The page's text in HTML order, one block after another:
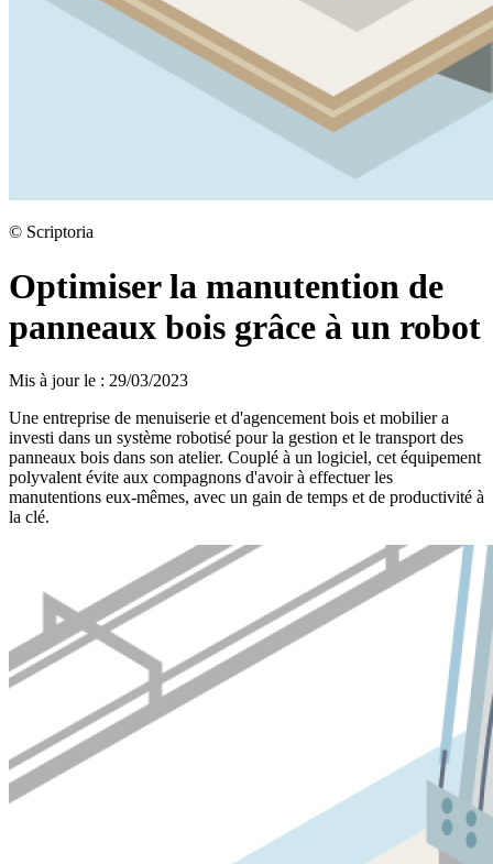
© Scriptoria
Optimiser la manutention de
panneaux bois grâce à un robot
Mis à jour le : 29/03/2023
Une entreprise de menuiserie et d'agencement bois et mobilier a
investi dans un système robotisé pour la gestion et le transport des
panneaux bois dans son atelier. Couplé à un logiciel, cet équipement
polyvalent évite aux compagnons d'avoir à effectuer les
manutentions eux-mêmes, avec un gain de temps et de productivité à
la clé.